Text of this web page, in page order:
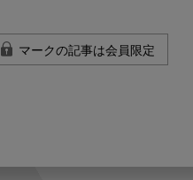
マークの記事は会員限定